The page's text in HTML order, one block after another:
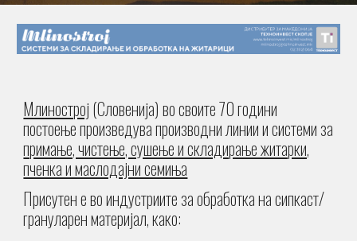
Млинострој(Словенија)во своите 70 години
постоење произведувапроизводни линии и системи за
примање, чистење, сушење и складирање житарки,
пченка и маслодајни семиња
Присутен е во индустриите за обработка на сипкаст/
грануларен материјал, како: